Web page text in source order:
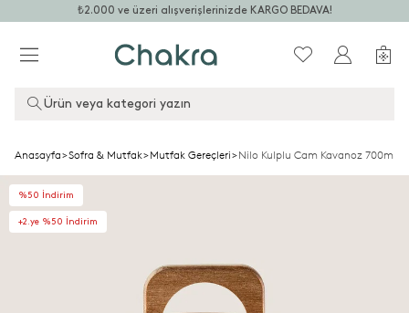
₺2.000 ve üzeri alışverişlerinizde KARGO BEDAVA!
Ürün veya kategori yazın
Anasayfa>Sofra & Mutfak>Mutfak Gereçleri>Nilo Kulplu Cam Kavanoz 700ml
%50 İndirim
+2.ye %50 İndirim